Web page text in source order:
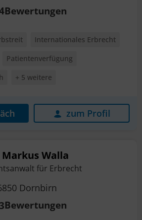
Bewertungen
Internationales Erbrecht
Patientenverfügung
+ 5 weitere
zum Profil
Markus Walla
für Erbrecht
Dornbirn
3Bewertungen